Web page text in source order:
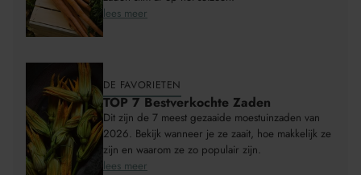
lees meer
DE FAVORIETEN
TOP 7 Bestverkochte Zaden
Dit zijn de 7 meest gezaaide moestuinzaden van
2026. Bekijk wanneer je ze zaait, hoe makkelijk ze
zijn en waarom ze zo populair zijn.
lees meer